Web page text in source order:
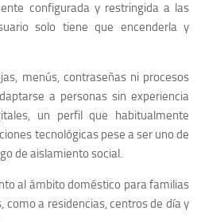
configurada y restringida a las
solo tiene que encenderla y
menús, contraseñas ni procesos
a personas sin experiencia
un perfil que habitualmente
tecnológicas pese a ser uno de
de aislamiento social.
al ámbito doméstico para familias
como a residencias, centros de día y